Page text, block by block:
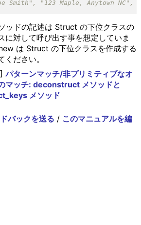
ッドの記述は Struct の下位クラスの
に対して呼び出す事を想定していま
は Struct の下位クラスを作成する
ください。
パターンマッチ/非プリミティブなオ
マッチ: deconstruct メソッドと
メソッド
バックを送る / このマニュアルを編